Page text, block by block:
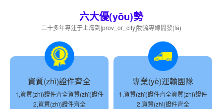
六大優(yōu)勢
二十多年專注于上海到[prov_or_city]物流專線開發(fā)
資質(zhì)證件齊全
1,資質(zhì)證件齊全資質(zhì)證件
2,資質(zhì)證件齊全
專業(yè)運輸團隊
1,資質(zhì)證件齊全資質(zhì)證件
2,資質(zhì)證件齊全